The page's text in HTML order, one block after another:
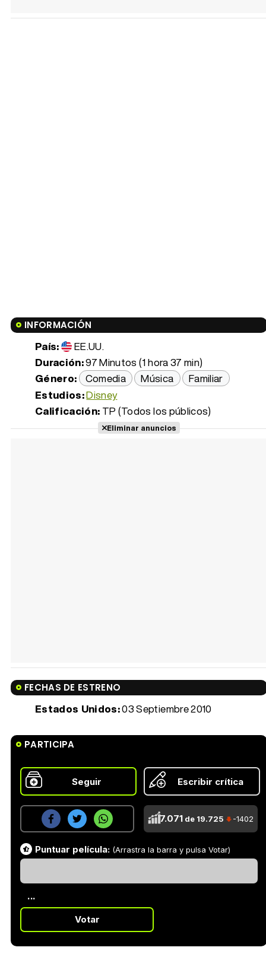
INFORMACIÓN
País:
EE.UU.
Duración:97 Minutos (1 hora 37 min)
Género: Comedia Música
Familiar
Estudios:Disney
Calificación: TP (Todos los públicos)
Eliminar anuncios
FECHAS DE ESTRENO
Estados Unidos:03 Septiembre 2010
PARTICIPA
Seguir Escribir crítica
7.071 de 19.725 -1402
Puntuar película: (Arrastra la barra y pulsa Votar)
...
Votar